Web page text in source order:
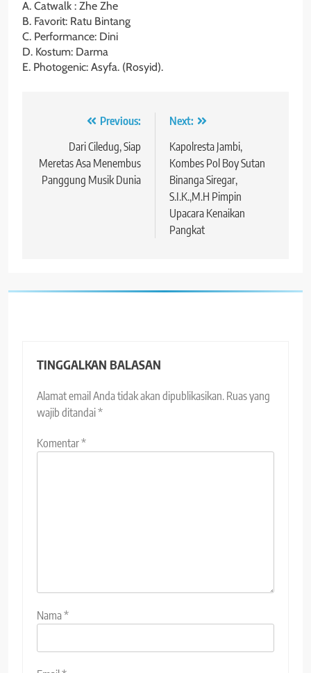
A. Catwalk : Zhe Zhe
B. Favorit: Ratu Bintang
C. Performance: Dini
D. Kostum: Darma
E. Photogenic: Asyfa. (Rosyid).
Navigasi Previous:
Dari Ciledug, Siap
Meretas Asa Menembus
Panggung Musik Dunia
Next:
Kapolresta Jambi,
Kombes Pol Boy Sutan
Binanga Siregar,
S.I.K.,M.H Pimpin
Upacara Kenaikan
Pangkat
TINGGALKAN BALASAN
Alamat email Anda tidak akan dipublikasikan. Ruas yang
wajib ditandai*
Komentar*
Nama*